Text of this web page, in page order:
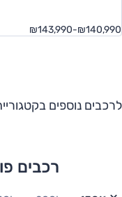
₪140,990-₪143,990
לרכבים נוספים
רכבים